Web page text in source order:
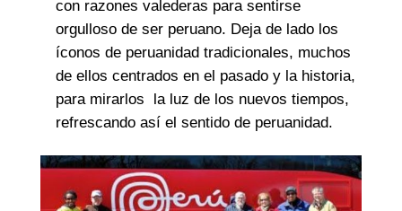
con razones valederas para sentirse
orgulloso de ser peruano. Deja de lado los
íconos de peruanidad tradicionales, muchos
de ellos centrados en el pasado y la historia,
para mirarlos la luz de los nuevos tiempos,
refrescando así el sentido de peruanidad.